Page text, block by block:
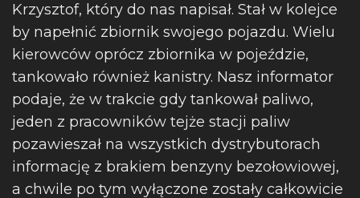
Krzysztof, który do nas napisał. Stał w kolejce
by napełnić zbiornik swojego pojazdu. Wielu
kierowców oprócz zbiornika w pojeździe,
tankowało również kanistry. Nasz informator
podaje, że w trakcie gdy tankował paliwo,
jeden z pracowników tejże stacji paliw
pozawieszał na wszystkich dystrybutorach
informację z brakiem benzyny bezołowiowej,
a chwile po tym wyłączone zostały całkowicie